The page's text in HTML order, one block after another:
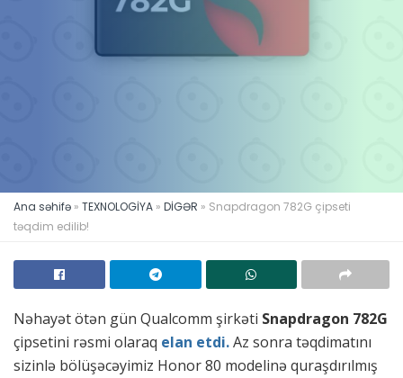
Ana səhifə » TEXNOLOGİYA » DİGƏR » Snapdragon 782G çipseti
təqdim edilib!
Nəhayət ötən gün Qualcomm şirkəti Snapdragon 782G
çipsetini rəsmi olaraq elan etdi.Az sonra təqdimatını
sizinlə bölüşəcəyimiz Honor 80 modelinə quraşdırılmış